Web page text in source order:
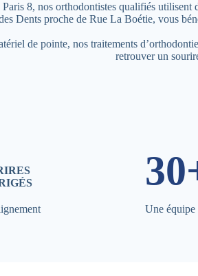
8, nos orthodontistes qualifiés utilisent
Dents proche de Rue La Boétie, vous
de pointe, nos traitements
retrouver un
Une équipe